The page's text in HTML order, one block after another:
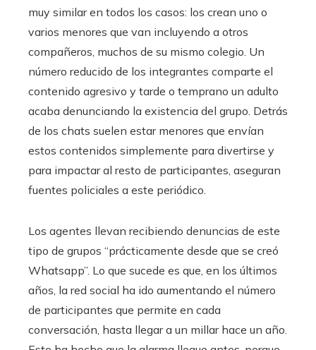
muy similar en todos los casos: los crean uno o
varios menores que van incluyendo a otros
compañeros, muchos de su mismo colegio. Un
número reducido de los integrantes comparte el
contenido agresivo y tarde o temprano un adulto
acaba denunciando la existencia del grupo. Detrás
de los chats suelen estar menores que envían
estos contenidos simplemente para divertirse y
para impactar al resto de participantes, aseguran
fuentes policiales a este periódico.
Los agentes llevan recibiendo denuncias de este
tipo de grupos “prácticamente desde que se creó
Whatsapp”. Lo que sucede es que, en los últimos
años, la red social ha ido aumentando el número
de participantes que permite en cada
conversación, hasta llegar a un millar hace un año.